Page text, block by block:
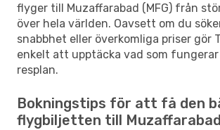
flyger till Muzaffarabad (MFG) från
över hela världen. Oavsett om du
snabbhet eller överkomliga priser gör
enkelt att upptäcka vad som
resplan.
Bokningstips för att få den
flygbiljetten till Muzaffarabad